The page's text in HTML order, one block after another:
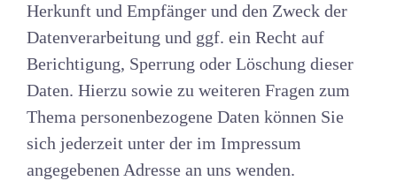
Herkunft und Empfänger und den Zweck der
Datenverarbeitung und ggf. ein Recht auf
Berichtigung, Sperrung oder Löschung dieser
Daten. Hierzu sowie zu weiteren Fragen zum
Thema personenbezogene Daten können Sie
sich jederzeit unter der im Impressum
angegebenen Adresse an uns wenden.